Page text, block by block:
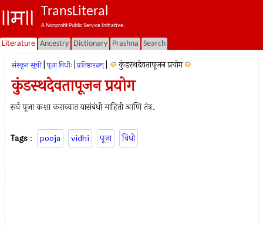
TransLiteral
A Nonprofit Public Service Initiative.
Literature Ancestry Dictionary Prashna Search
संस्कृत सूची पूजा विधीः प्रतिष्ठारत्नम् कुंडस्थदेवतापूजन प्रयोग
कुंडस्थदेवतापूजन प्रयोग
सर्व पूजा कशा कराव्यात यासंबंधी माहिती आणि तंत्र.
Tags : pooja vidhi पूजा विधी